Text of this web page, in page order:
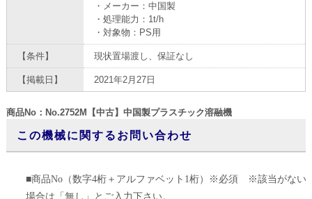
・メーカー：中国製
・処理能力：1t/h
・対象物：PS用
【条件】 現状置場渡し、保証なし
【掲載日】 2021年2月27日
商品No：No.2752M【中古】中国製プラスチック溶融機
この機械に関するお問い合わせ